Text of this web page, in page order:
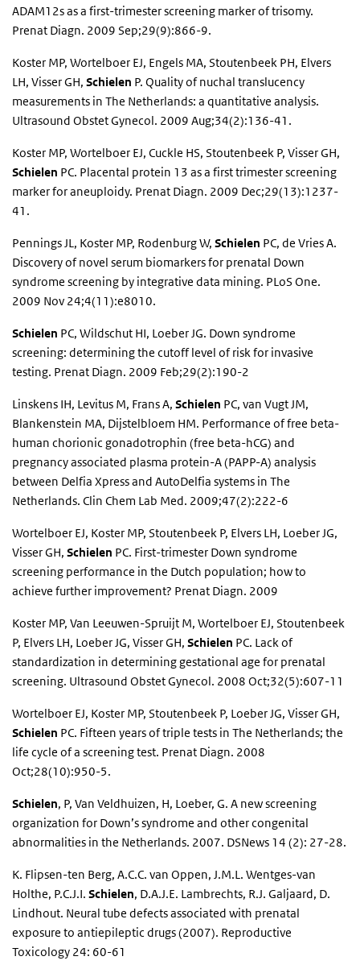
ADAM12s as a first-trimester screening marker of trisomy.
Prenat Diagn. 2009 Sep;29(9):866-9.
Koster MP, Wortelboer EJ, Engels MA, Stoutenbeek PH, Elvers
LH, Visser GH, Schielen P. Quality of nuchal translucency
measurements in The Netherlands: a quantitative analysis.
Ultrasound Obstet Gynecol. 2009 Aug;34(2):136-41.
Koster MP, Wortelboer EJ, Cuckle HS, Stoutenbeek P, Visser GH,
Schielen PC. Placental protein 13 as a first trimester screening
marker for aneuploidy. Prenat Diagn. 2009 Dec;29(13):1237-
41.
Pennings JL, Koster MP, Rodenburg W, Schielen PC, de Vries A.
Discovery of novel serum biomarkers for prenatal Down
syndrome screening by integrative data mining. PLoS One.
2009 Nov 24;4(11):e8010.
Schielen PC, Wildschut HI, Loeber JG. Down syndrome
screening: determining the cutoff level of risk for invasive
testing. Prenat Diagn. 2009 Feb;29(2):190-2
Linskens IH, Levitus M, Frans A, Schielen PC, van Vugt JM,
Blankenstein MA, Dijstelbloem HM. Performance of free beta-
human chorionic gonadotrophin (free beta-hCG) and
pregnancy associated plasma protein-A (PAPP-A) analysis
between Delfia Xpress and AutoDelfia systems in The
Netherlands. Clin Chem Lab Med. 2009;47(2):222-6
Wortelboer EJ, Koster MP, Stoutenbeek P, Elvers LH, Loeber JG,
Visser GH, Schielen PC. First-trimester Down syndrome
screening performance in the Dutch population; how to
achieve further improvement? Prenat Diagn. 2009
Koster MP, Van Leeuwen-Spruijt M, Wortelboer EJ, Stoutenbeek
P, Elvers LH, Loeber JG, Visser GH, Schielen PC. Lack of
standardization in determining gestational age for prenatal
screening. Ultrasound Obstet Gynecol. 2008 Oct;32(5):607-11
Wortelboer EJ, Koster MP, Stoutenbeek P, Loeber JG, Visser GH,
Schielen PC. Fifteen years of triple tests in The Netherlands; the
life cycle of a screening test. Prenat Diagn. 2008
Oct;28(10):950-5.
Schielen, P, Van Veldhuizen, H, Loeber, G. A new screening
organization for Down’s syndrome and other congenital
abnormalities in the Netherlands. 2007. DSNews 14 (2): 27-28.
K. Flipsen-ten Berg, A.C.C. van Oppen, J.M.L. Wentges-van
Holthe, P.C.J.I. Schielen, D.A.J.E. Lambrechts, R.J. Galjaard, D.
Lindhout. Neural tube defects associated with prenatal
exposure to antiepileptic drugs (2007). Reproductive
Toxicology 24: 60-61